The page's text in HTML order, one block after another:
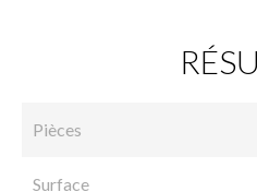
Pièces
Surface